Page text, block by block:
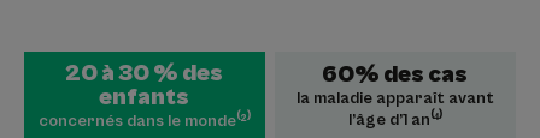
20 à 30 % des
enfants
concernés dans le monde⁽²⁾
60% des cas
la maladie apparaît avant
l’âge d’1 an⁽⁴⁾